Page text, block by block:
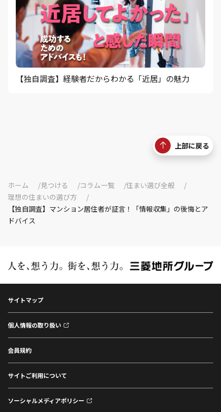
【独自調査】経験者だからわかる「近居」の魅力
上部に戻る
ホーム 見つける コラム一覧
住まい選び全般
理想の住まいの選び方
【独自調査】マンション居住者が証言！「情報収集」の後悔とア
ドバイス
サイトマップ
個人情報の取り扱い
会員規約
サイトご利用について
ソーシャルメディアポリシー